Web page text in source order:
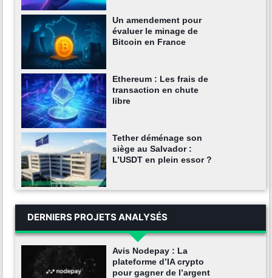
Un amendement pour
évaluer le minage de
Bitcoin en France
Ethereum : Les frais de
transaction en chute
libre
Tether déménage son
siège au Salvador :
L’USDT en plein essor ?
DERNIERS PROJETS ANALYSÉS
Avis Nodepay : La
plateforme d’IA crypto
pour gagner de l’argent